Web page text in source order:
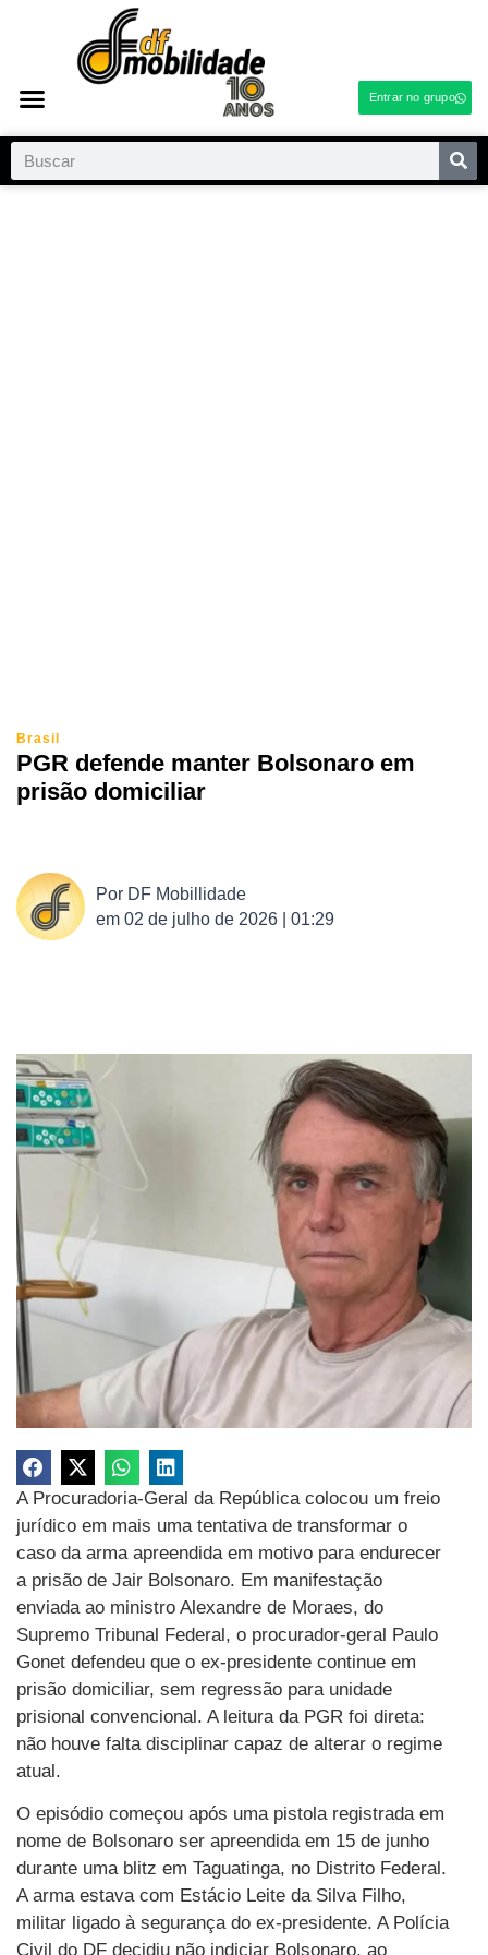
Entrar no grupo
Brasil
PGR defende manter Bolsonaro em
prisão domiciliar
Por DF Mobillidade
em 02 de julho de 2026 | 01:29
A Procuradoria-Geral da República colocou um freio
jurídico em mais uma tentativa de transformar o
caso da arma apreendida em motivo para endurecer
a prisão de Jair Bolsonaro. Em manifestação
enviada ao ministro Alexandre de Moraes, do
Supremo Tribunal Federal, o procurador-geral Paulo
Gonet defendeu que o ex-presidente continue em
prisão domiciliar, sem regressão para unidade
prisional convencional. A leitura da PGR foi direta:
não houve falta disciplinar capaz de alterar o regime
atual.
O episódio começou após uma pistola registrada em
nome de Bolsonaro ser apreendida em 15 de junho
durante uma blitz em Taguatinga, no Distrito Federal.
A arma estava com Estácio Leite da Silva Filho,
militar ligado à segurança do ex-presidente. A Polícia
Civil do DF decidiu não indiciar Bolsonaro, ao